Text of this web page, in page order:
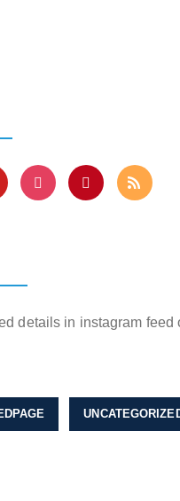
details in instagram feed